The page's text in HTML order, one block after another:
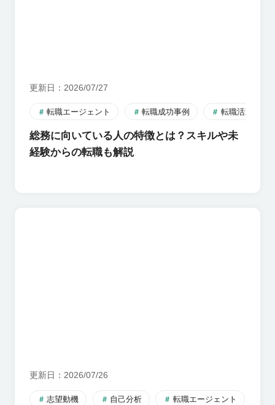
更新日 2026/07/27
転職エージェント 転職成功事例 転職活動のす
総務に向いている人の特徴とは？スキルや未
経験からの転職も解説
更新日 2026/07/26
志望動機 自己分析 転職エージェント